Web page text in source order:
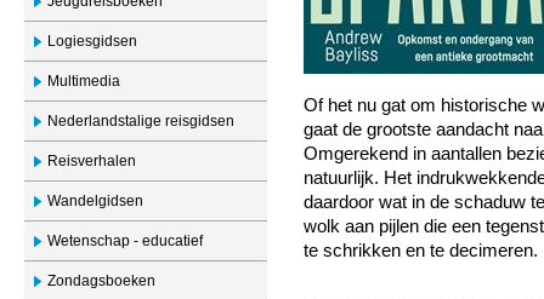
Logiesgidsen
Multimedia
Nederlandstalige reisgidsen
Reisverhalen
Wandelgidsen
Wetenschap - educatief
Zondagsboeken
Of het nu gat om historische
gaat de grootste aandacht
Omgerekend in aantallen
natuurlijk. Het
daardoor wat in de schaduw
wolk aan pijlen die een
te schrikken en te decimeren.